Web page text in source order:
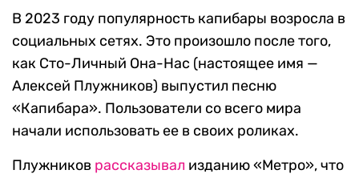
В 2023 году популярность капибары возросла в
социальных сетях. Это произошло после того,
как Сто-Личный Она-Нас (настоящее имя —
Алексей Плужников) выпустил песню
«Капибара». Пользователи со всего мира
начали использовать ее в своих роликах.
Плужников рассказывал изданию «Метро», что